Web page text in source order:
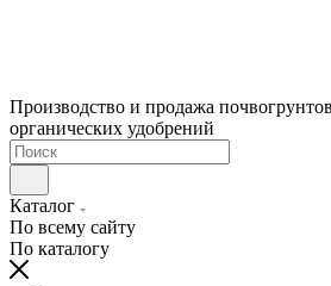
Производство и продажа
органических удобрений
Каталог
По всему сайту
По каталогу